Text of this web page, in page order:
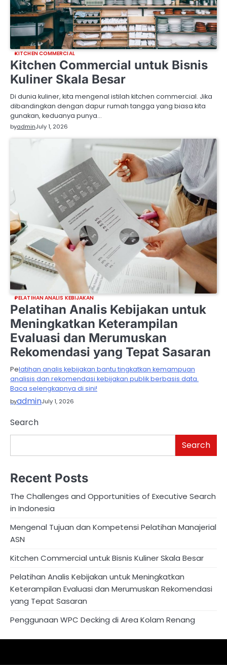
KITCHEN COMMERCIAL
Kitchen Commercial untuk Bisnis
Kuliner Skala Besar
Di dunia kuliner, kita mengenal istilah kitchen commercial. Jika
dibandingkan dengan dapur rumah tangga yang biasa kita
gunakan, keduanya punya…
byadminJuly 1, 2026
PELATIHAN ANALIS KEBIJAKAN
Pelatihan Analis Kebijakan untuk
Meningkatkan Keterampilan
Evaluasi dan Merumuskan
Rekomendasi yang Tepat Sasaran
Pelatihan analis kebijakan bantu tingkatkan kemampuan
analisis dan rekomendasi kebijakan publik berbasis data.
Baca selengkapnya di sini!
byadminJuly 1, 2026
Search
Search
Recent Posts
The Challenges and Opportunities of Executive Search
in Indonesia
Mengenal Tujuan dan Kompetensi Pelatihan Manajerial
ASN
Kitchen Commercial untuk Bisnis Kuliner Skala Besar
Pelatihan Analis Kebijakan untuk Meningkatkan
Keterampilan Evaluasi dan Merumuskan Rekomendasi
yang Tepat Sasaran
Penggunaan WPC Decking di Area Kolam Renang